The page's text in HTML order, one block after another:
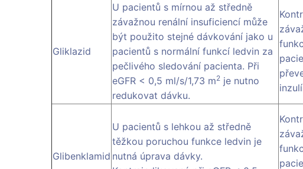
Gliklazid
U pacientů s mírnou až středně
závažnou renální insuficiencí může
být použito stejné dávkování jako u
pacientů s normální funkcí ledvin za
pečlivého sledování pacienta. Při
eGFR < 0,5 ml/s/1,73 m2 je nutno
redukovat dávku.
Glibenklamid
U pacientů s lehkou až středně
těžkou poruchou funkce ledvin je
nutná úprava dávky.